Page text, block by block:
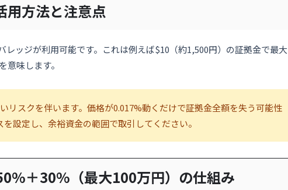
用方法と注意点
レッジが利用可能です。これは例えば$10（約1,500円）の証拠金で最大
意味します。
リスクを伴います。価格が0.017%動くだけで証拠金全額を失う可能性
設定し、余裕資金の範囲で取引してください。
＋30%（最大100万円）の仕組み